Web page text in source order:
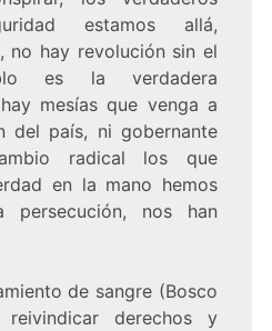
estamos allá,
no hay revolución sin el
es la verdadera
mesías que venga a
del país, ni gobernante
radical los que
en la mano hemos
persecución, nos han
de sangre (Bosco
derechos y